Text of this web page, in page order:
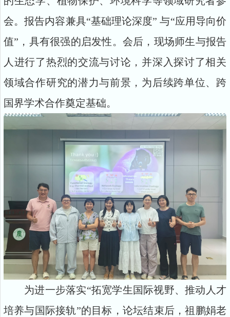
会。报告内容兼具“基础理论深度” 与“应用导向价
值”，具有很强的启发性。会后，现场师生与报告
人进行了热烈的交流与讨论，并深入探讨了相关
领域合作研究的潜力与前景，为后续跨单位、跨
国界学术合作奠定基础。
为进一步落实“拓宽学生国际视野、推动人才
培养与国际接轨”的目标，论坛结束后，祖鹏娟老